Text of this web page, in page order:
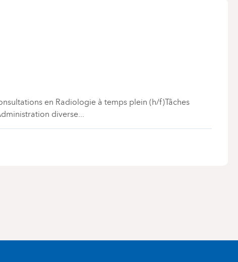
en Radiologie à temps plein (h/f)Tâches
diverse...